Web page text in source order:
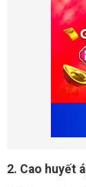
2. Cao huyết